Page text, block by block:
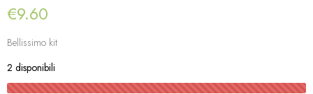
€9.60
Bellissimo kit
2 disponibili